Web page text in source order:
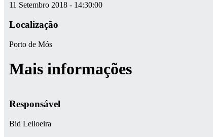
11 Setembro 2018 - 14:30:00
Localização
Porto de Mós
Mais informações
Responsável
Bid Leiloeira